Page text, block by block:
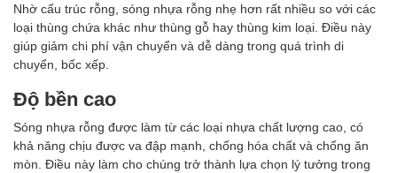
Nhờ cấu trúc rỗng, sóng nhựa rỗng nhẹ hơn rất nhiều so với các
loại thùng chứa khác như thùng gỗ hay thùng kim loại. Điều này
giúp giảm chi phí vận chuyển và dễ dàng trong quá trình di
chuyển, bốc xếp.
Độ bền cao
Sóng nhựa rỗng được làm từ các loại nhựa chất lượng cao, có
khả năng chịu được va đập mạnh, chống hóa chất và chống ăn
mòn. Điều này làm cho chúng trở thành lựa chọn lý tưởng trong